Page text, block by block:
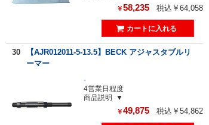
￥58,235 税込￥64,058
30
【AJR012011-5-13.5】BECK アジャスタブルリ
ーマー
-
4営業日程度
商品説明
￥49,875 税込￥54,862